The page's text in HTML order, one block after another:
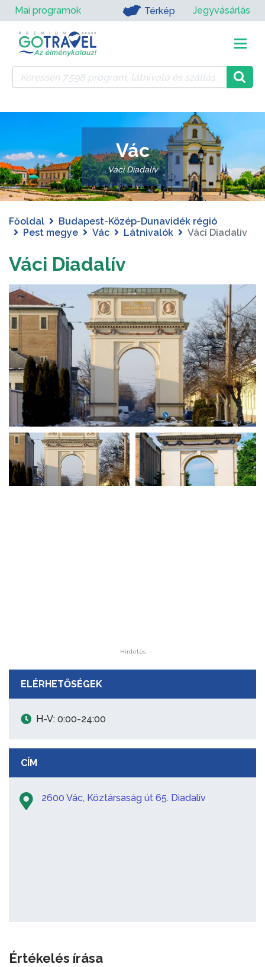
Mai programok Térkép Jegyvásárlás
Vác
Váci Diadalív
Főoldal
Budapest-Közép-Dunavidék régió
Pest megye
Vác Látnivalók Váci Diadalív
Váci Diadalív
Hirdetés
ELÉRHETŐSÉGEK
H-V: 0:00-24:00
CÍM
2600 Vác, Köztársaság út 65. Diadalív
Értékelés írása